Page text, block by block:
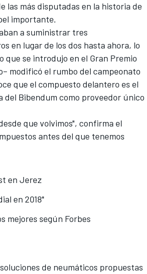
las más disputadas en la historia de
importante.
a suministrar tres
en lugar de los dos hasta ahora, lo
que se introdujo en el Gran Premio
modificó el rumbo del campeonato
que el compuesto delantero es el
del Bibendum como proveedor único
que volvimos", confirma el
antes del que tenemos
en Jerez
en 2018"
mejores según Forbes
de neumáticos propuestas